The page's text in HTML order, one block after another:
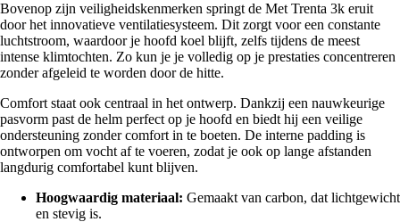
Bovenop zijn veiligheidskenmerken springt de Met Trenta 3k eruit
door het innovatieve ventilatiesysteem. Dit zorgt voor een constante
luchtstroom, waardoor je hoofd koel blijft, zelfs tijdens de meest
intense klimtochten. Zo kun je je volledig op je prestaties concentreren
zonder afgeleid te worden door de hitte.
Comfort staat ook centraal in het ontwerp. Dankzij een nauwkeurige
pasvorm past de helm perfect op je hoofd en biedt hij een veilige
ondersteuning zonder comfort in te boeten. De interne padding is
ontworpen om vocht af te voeren, zodat je ook op lange afstanden
langdurig comfortabel kunt blijven.
Hoogwaardig materiaal: Gemaakt van carbon, dat lichtgewicht
en stevig is.